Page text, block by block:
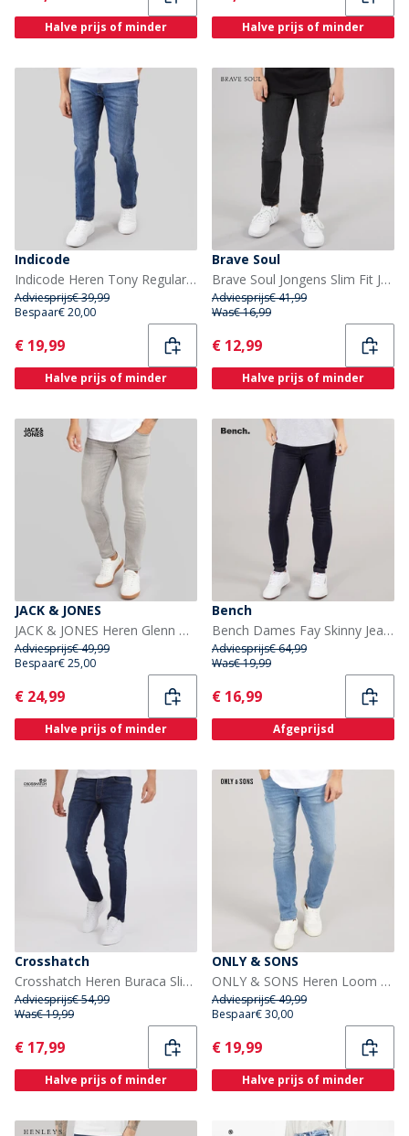
Halve prijs of minder Halve prijs of minder
Indicode
Indicode Heren Tony Regular Fit Jeans Medium Indigo
Adviesprijs€ 39,99
Bespaar€ 20,00
Current
€ 19,99
Halve prijs of minder
Brave Soul
Brave Soul Jongens Slim Fit Jeans Antraciet
Adviesprijs€ 41,99
Was€ 16,99
Current
€ 12,99
Halve prijs of minder
JACK & JONES
JACK & JONES Heren Glenn Original 333 Slim Fit Jeans Grey Denim
Adviesprijs€ 49,99
Bespaar€ 25,00
Current
€ 24,99
Halve prijs of minder
Bench
Bench Dames Fay Skinny Jeans Ink Wash
Adviesprijs€ 64,99
Was€ 19,99
Current
€ 16,99
Afgeprijsd
Crosshatch
Crosshatch Heren Buraca Slim Fit Jeans Donkergewassen
Adviesprijs€ 54,99
Was€ 19,99
Current
€ 17,99
Halve prijs of minder
ONLY & SONS
ONLY & SONS Heren Loom Slim Fit Jeans Medium Blue Denim
Adviesprijs€ 49,99
Bespaar€ 30,00
Current
€ 19,99
Halve prijs of minder